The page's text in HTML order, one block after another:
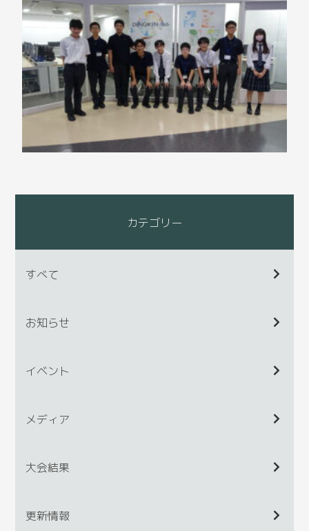
カテゴリー
すべて
お知らせ
イベント
メディア
大会結果
更新情報